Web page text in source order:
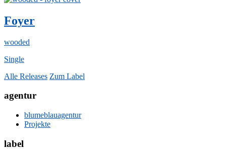
Foyer
wooded
Single
Alle Releases Zum Label
agentur
blumeblauagentur
Projekte
label